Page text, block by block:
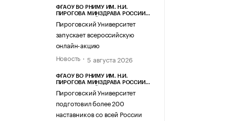
ФГАОУ ВО РНИМУ ИМ. Н.И.
ПИРОГОВА МИНЗДРАВА РОССИИ
Пироговский Университет
запускает всероссийскую
онлайн-акцию
Новость
5 августа 2026
ФГАОУ ВО РНИМУ ИМ. Н.И.
ПИРОГОВА МИНЗДРАВА РОССИИ
Пироговский Университет
подготовил более 200
наставников со всей России